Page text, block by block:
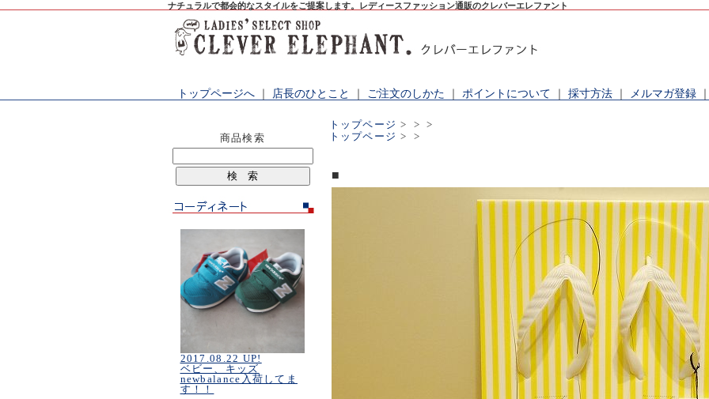
ナチュラルで都会的なスタイルをご提案します。レディースファッション通販のクレバーエレファント
トップページへ 店長のひとこと ご注文のしかた ポイントについて 採寸方法 メルマガ登録
商品検索
2017.08.22 UP!
ベビー、キッズ
newbalance入荷してま
す！！
トップページ > > >
トップページ > >
■